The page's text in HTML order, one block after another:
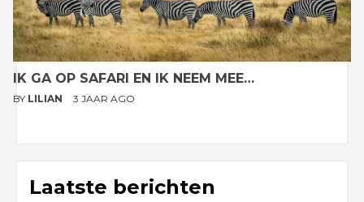
IK GA OP SAFARI EN IK NEEM MEE…
BY LILIAN 3 JAAR AGO
Laatste berichten